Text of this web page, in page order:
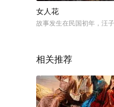
女人花
故事发生在民国初年，汪
相关推荐